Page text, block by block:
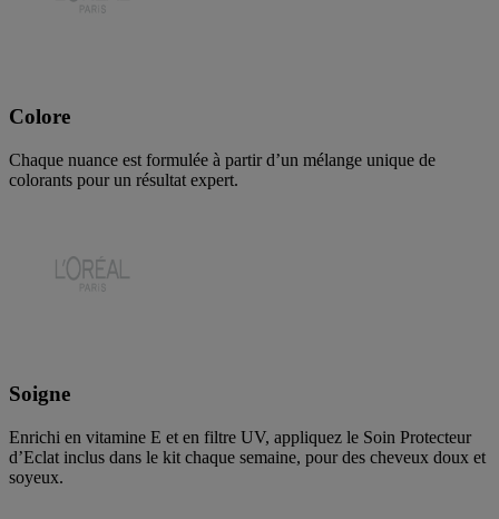
Colore
Chaque nuance est formulée à partir d’un mélange unique de
colorants pour un résultat expert.
Soigne
Enrichi en vitamine E et en filtre UV, appliquez le Soin Protecteur
d’Eclat inclus dans le kit chaque semaine, pour des cheveux doux et
soyeux.